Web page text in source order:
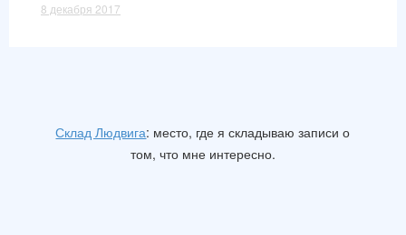
8 декабря 2017
Склад Людвига: место, где я складываю записи о
том, что мне интересно.